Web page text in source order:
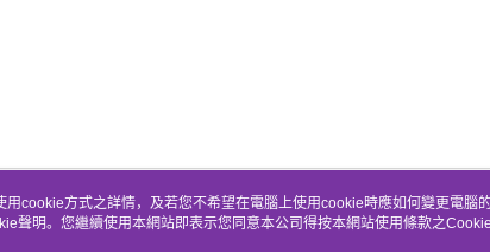
于我们 客服资讯
cookie方式之詳情，及若您不希望在電腦上使用cookie時應如何變更電腦
聲明。您繼續使用本網站即表示您同意本公司得按本網站使用條款之